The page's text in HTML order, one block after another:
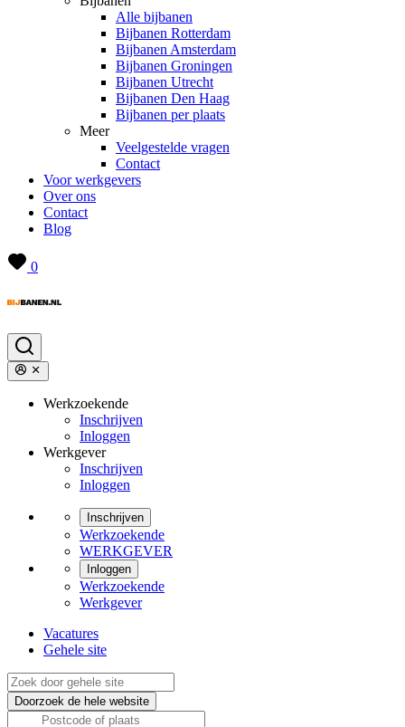
Alle bijbanen
Bijbanen Rotterdam
Bijbanen Amsterdam
Bijbanen Groningen
Bijbanen Utrecht
Bijbanen Den Haag
Bijbanen per plaats
Meer
Veelgestelde vragen
Contact
Voor werkgevers
Over ons
Contact
Blog
0
Werkzoekende
Inschrijven
Inloggen
Werkgever
Inschrijven
Inloggen
Inschrijven
Werkzoekende
WERKGEVER
Inloggen
Werkzoekende
Werkgever
Vacatures
Gehele site